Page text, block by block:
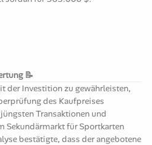
📝
der Investition zu gewährleisten,
des Kaufpreises
Transaktionen und
Sekundärmarkt für Sportkarten
bestätigte, dass der angebotene